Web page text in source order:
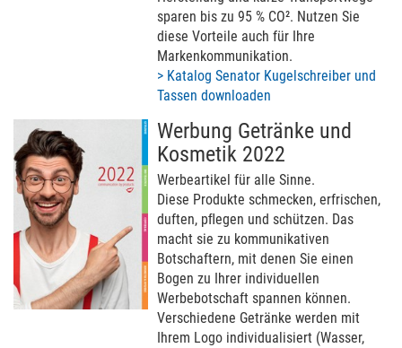
sparen bis zu 95 % CO². Nutzen Sie
diese Vorteile auch für Ihre
Markenkommunikation.
> Katalog Senator Kugelschreiber und
Tassen downloaden
Werbung Getränke und
Kosmetik 2022
Werbeartikel für alle Sinne.
Diese Produkte schmecken, erfrischen,
duften, pﬂegen und schützen. Das
macht sie zu kommunikativen
Botschaftern, mit denen Sie einen
Bogen zu Ihrer individuellen
Werbebotschaft spannen können.
Verschiedene Getränke werden mit
Ihrem Logo individualisiert (Wasser,